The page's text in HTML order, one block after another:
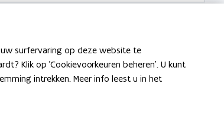
Meer informatie
Over Team Taaladvies
surfervaring op deze website te
Klik op 'Cookievoorkeuren beheren'. U kunt
intrekken. Meer info leest u in het